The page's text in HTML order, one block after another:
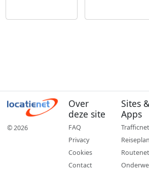
© 2026
Over
deze site
FAQ
Privacy
Cookies
Contact
Sites &
Apps